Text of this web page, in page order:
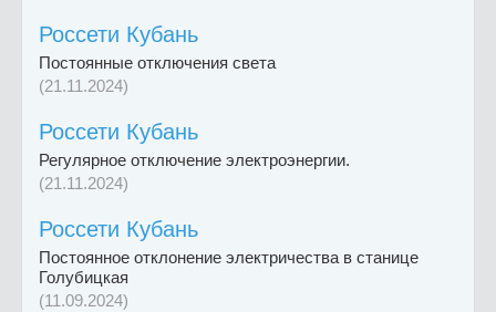
Россети Кубань
Постоянные отключения света
(21.11.2024)
Россети Кубань
Регулярное отключение электроэнергии.
(21.11.2024)
Россети Кубань
Постоянное отклонение электричества в станице
Голубицкая
(11.09.2024)